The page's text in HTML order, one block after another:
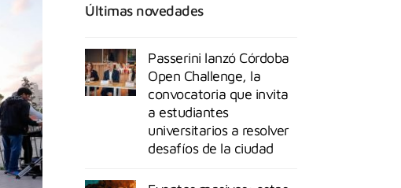
Últimas novedades
Passerini lanzó Córdoba
Open Challenge, la
convocatoria que invita
a estudiantes
universitarios a resolver
desafíos de la ciudad